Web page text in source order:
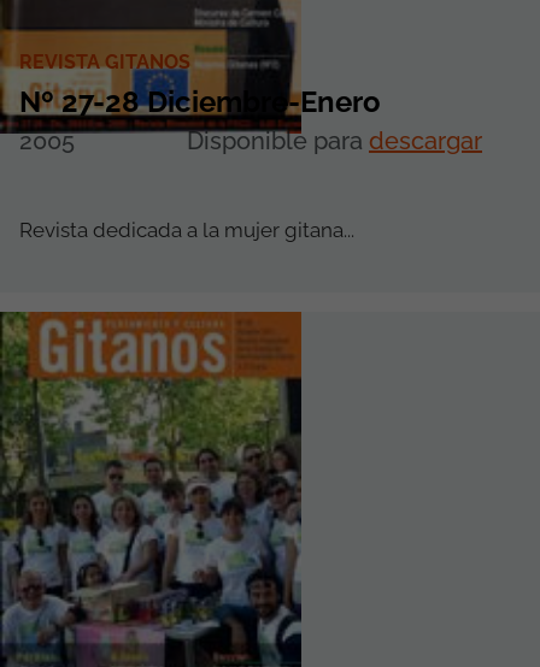
REVISTA GITANOS
Nº 27-28 Diciembre-Enero
2005 Disponible para descargar
Revista dedicada a la mujer gitana...